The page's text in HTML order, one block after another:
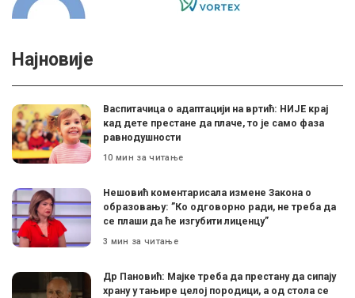
Најновије
Васпитачица о адаптацији на вртић: НИЈЕ крај
кад дете престане да плаче, то је само фаза
равнодушности
10 мин за читање
Нешовић коментарисала измене Закона о
образовању: ”Ко одговорно ради, не треба да
се плаши да ће изгубити лиценцу”
3 мин за читање
Др Пановић: Мајке треба да престану да сипају
храну у тањире целој породици, а од стола се